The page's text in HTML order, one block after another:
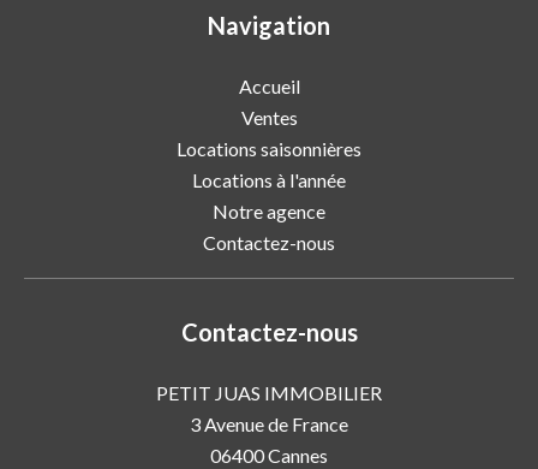
Navigation
Accueil
Ventes
Locations saisonnières
Locations à l'année
Notre agence
Contactez-nous
Contactez-nous
PETIT JUAS IMMOBILIER
3 Avenue de France
06400Cannes